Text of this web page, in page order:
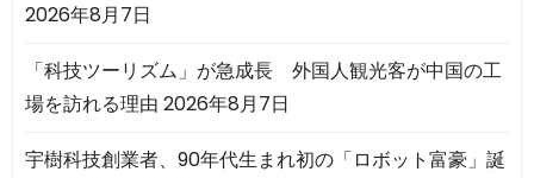
2026年8月7日
「科技ツーリズム」が急成長 外国人観光客が中国の工
場を訪れる理由 2026年8月7日
宇樹科技創業者、90年代生まれ初の「ロボット富豪」誕